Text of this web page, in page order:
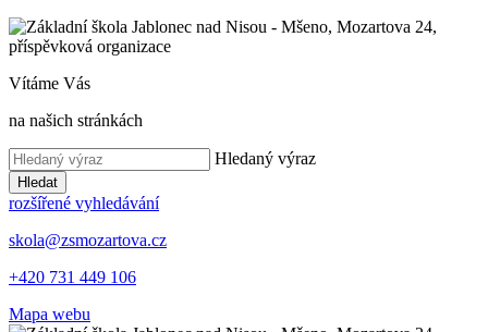
Vítáme Vás
na našich stránkách
Hledaný výraz
Hledat
rozšířené vyhledávání
skola@zsmozartova.cz
+420 731 449 106
Mapa webu